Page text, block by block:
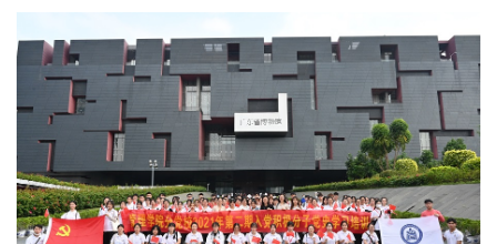
于11月6日在学校实训楼“青年之家”活动室拉开帷幕，就业
指导中心彭绮惠、刘智莹负责组织第一期主题为“如何做好
一名学生干部”的素质拓展。 彭绮惠主持本次素质拓展
活动。“寻找归属”的小游戏促进相互认识，形成团体小
组；“石头剪刀布”的小游戏促进彼此之间逐渐消除陌生
感；“表情传递”游戏培养成员表现力、洞察力与思维开
拓；...